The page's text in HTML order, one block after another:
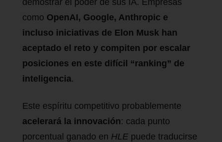
demostrar el poder de sus IA. Empresas
como OpenAI, Google, Anthropic e
incluso iniciativas de Elon Musk han
aceptado el reto y compiten por escalar
posiciones en este difícil “ranking” de
inteligencia.
Este espíritu competitivo probablemente
acelerará la innovación: cada punto
porcentual ganado en HLE puede traducirse